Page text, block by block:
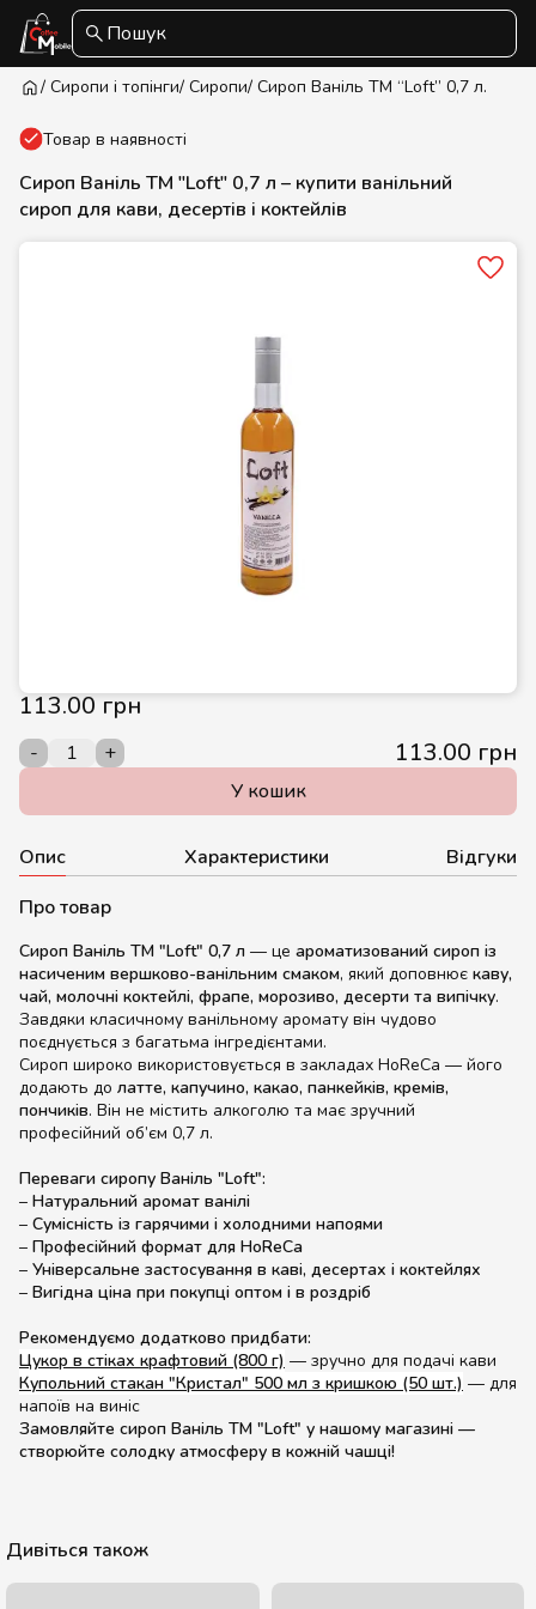
Пошук
/ Сиропи і топінги/ Сиропи/ Сироп Ваніль ТМ “Loft” 0,7 л.
Товар в наявності
Сироп Ваніль ТМ "Loft" 0,7 л – купити ванільний
сироп для кави, десертів і коктейлів
113.00 грн
- + 113.00 грн
У кошик
Опис Характеристики
Відгуки
Про товар
Сироп Ваніль ТМ "Loft" 0,7 л — це ароматизований сироп із
насиченим вершково-ванільним смаком, який доповнює каву,
чай, молочні коктейлі, фрапе, морозиво, десерти та випічку.
Завдяки класичному ванільному аромату він чудово
поєднується з багатьма інгредієнтами.
Сироп широко використовується в закладах HoReCa — його
додають до латте, капучино, какао, панкейків, кремів,
пончиків. Він не містить алкоголю та має зручний
професійний об’єм 0,7 л.
Переваги сиропу Ваніль "Loft":
– Натуральний аромат ванілі
– Сумісність із гарячими і холодними напоями
– Професійний формат для HoReCa
– Універсальне застосування в каві, десертах і коктейлях
– Вигідна ціна при покупці оптом і в роздріб
Рекомендуємо додатково придбати:
Цукор в стіках крафтовий (800 г) — зручно для подачі кави
Купольний стакан "Кристал" 500 мл з кришкою (50 шт.) — для
напоїв на виніс
Замовляйте сироп Ваніль ТМ "Loft" у нашому магазині —
створюйте солодку атмосферу в кожній чашці!
Дивіться також